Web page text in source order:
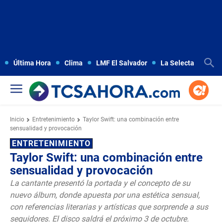
Última Hora Clima LMF El Salvador La Selecta
Inicio Entretenimiento
Taylor Swift: una combinación entre
sensualidad y provocación
ENTRETENIMIENTO
Taylor Swift: una combinación entre
sensualidad y provocación
La cantante presentó la portada y el concepto de su
nuevo álbum, donde apuesta por una estética sensual,
con referencias literarias y artísticas que sorprende a sus
seguidores. El disco saldrá el próximo 3 de octubre.